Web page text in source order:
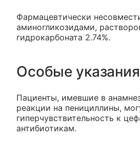
Фармацевтически
аминогликозидами,
гидрокарбоната 2.74%.
Особые указания
Пациенты, имевшие в
реакции на пенициллины,
гиперчувствительность к
антибиотикам.